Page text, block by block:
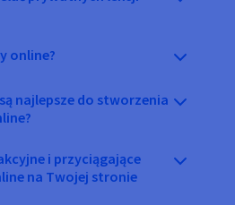
online?
najlepsze do stworzenia
i przyciągające
na Twojej stronie